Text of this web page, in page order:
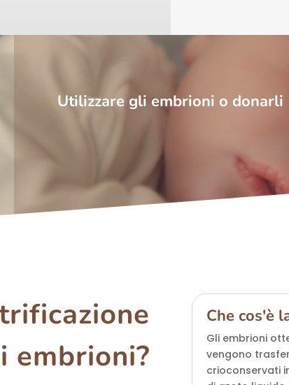
Utilizzare gli embrioni o donarli
embrioni?
Che cos'è
Gli embrioni
vengono
crioconservati